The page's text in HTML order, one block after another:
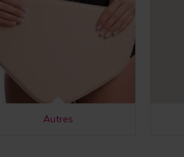
Autres